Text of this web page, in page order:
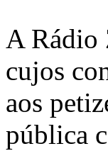
A Rádio
cujos
aos
pública